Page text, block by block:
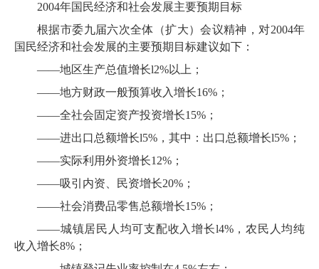
2004年国民经济和社会发展主要预期目标
根据市委九届六次全体（扩大）会议精神，对2004年
国民经济和社会发展的主要预期目标建议如下：
——地区生产总值增长l2%以上；
——地方财政一般预算收入增长16%；
——全社会固定资产投资增长15%；
——进出口总额增长l5%，其中：出口总额增长l5%；
——实际利用外资增长12%；
——吸引内资、民资增长20%；
——社会消费品零售总额增长15%；
——城镇居民人均可支配收入增长l4%，农民人均纯
收入增长8%；